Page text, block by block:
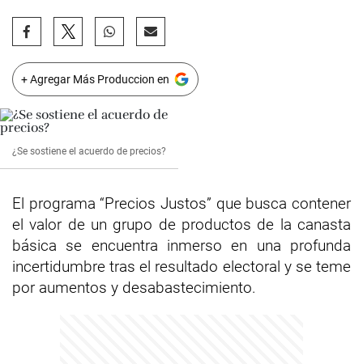
+ Agregar Más Produccion en
¿Se sostiene el acuerdo de precios?
El programa “Precios Justos” que busca contener
el valor de un grupo de productos de la canasta
básica se encuentra inmerso en una profunda
incertidumbre tras el resultado electoral y se teme
por aumentos y desabastecimiento.